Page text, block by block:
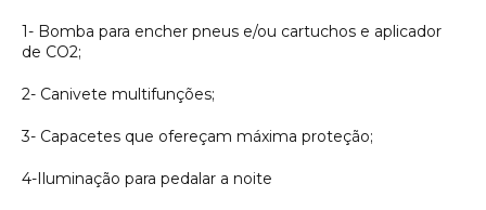
1- Bomba para encher pneus e/ou cartuchos e aplicador
de CO2;
2- Canivete multifunções;
3- Capacetes que ofereçam máxima proteção;
4-Iluminação para pedalar a noite